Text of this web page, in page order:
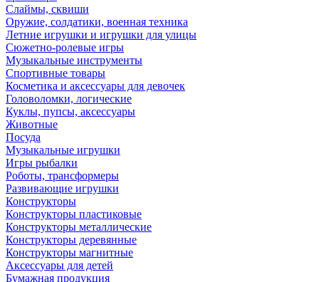
Слаймы, сквиши
Оружие, солдатики, военная техника
Летние игрушки и игрушки для улицы
Сюжетно-ролевые игры
Музыкальные инструменты
Спортивные товары
Косметика и аксессуары для девочек
Головоломки, логические
Куклы, пупсы, аксессуары
Животные
Посуда
Музыкальные игрушки
Игры рыбалки
Роботы, трансформеры
Развивающие игрушки
Конструкторы
Конструкторы пластиковые
Конструкторы металлические
Конструкторы деревянные
Конструкторы магнитные
Аксессуары для детей
Бумажная продукция